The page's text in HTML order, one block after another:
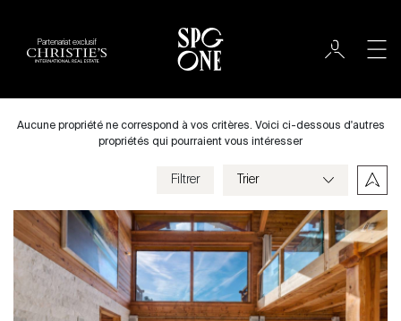
Partenariat exclusif
Villa
Chambres
Aucune propriété ne correspond à vos critères. Voici ci-dessous d'autres
propriétés qui pourraient vous intéresser
Filtrer